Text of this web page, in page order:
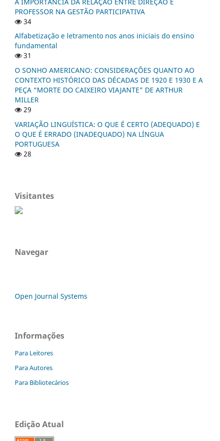
PROFESSOR NA GESTÃO PARTICIPATIVA
34
Alfabetização e letramento nos anos iniciais do ensino
fundamental
31
O SONHO AMERICANO: CONSIDERAÇÕES QUANTO AO
CONTEXTO HISTÓRICO DAS DÉCADAS DE 1920 E 1930 E A
PEÇA “MORTE DO CAIXEIRO VIAJANTE” DE ARTHUR
MILLER
29
VARIAÇÃO LINGUÍSTICA: O QUE É CERTO (ADEQUADO) E
O QUE É ERRADO (INADEQUADO) NA LÍNGUA
PORTUGUESA
28
Visitantes
Navegar
Open Journal Systems
Informações
Para Leitores
Para Autores
Para Bibliotecários
Edição Atual